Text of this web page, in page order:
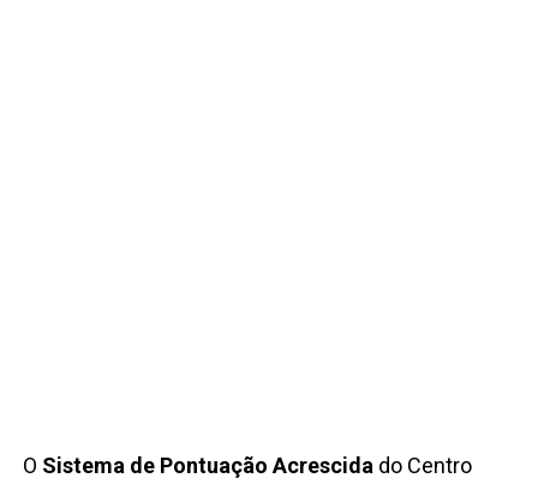
O Sistema de Pontuação Acrescidado Centro